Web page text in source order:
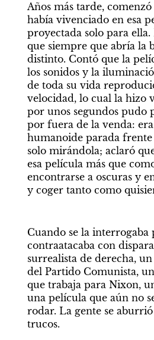
Años más tarde,
había vivenciado en esa
proyectada solo para
que siempre que abría la
distinto. Contó que la
los sonidos y la
de toda su vida
velocidad, lo cual la hizo
por unos segundos pudo
por fuera de la venda:
humanoide parada
solo mirándola; aclaró
esa película más que
encontrarse a oscuras y
y coger tanto como
Cuando se la
contraatacaba con
surrealista de derecha,
del Partido Comunista,
que trabaja para Nixon,
una película que aún no
rodar. La gente se
trucos.